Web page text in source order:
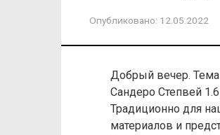
Опубликовано: 12.05.2022
Добрый вечер. Тема
Сандеро Степвей
Традиционно для
материалов и